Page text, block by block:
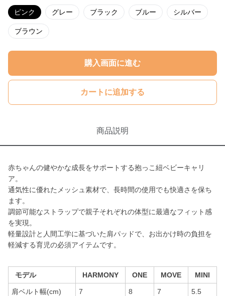
ピンク グレー ブラック ブルー シルバー
ブラウン
購入画面に進む
カートに追加する
商品説明
赤ちゃんの健やかな成長をサポートする抱っこ紐ベビーキャリ
ア。
通気性に優れたメッシュ素材で、長時間の使用でも快適さを保ち
ます。
調節可能なストラップで親子それぞれの体型に最適なフィット感
を実現。
軽量設計と人間工学に基づいた肩パッドで、お出かけ時の負担を
軽減する育児の必須アイテムです。
モデル HARMONY ONE MOVE MINI
肩ベルト幅(cm) 7 8 7 5.5